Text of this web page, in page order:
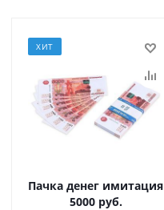
ХИТ
Пачка денег имитация
5000 руб.